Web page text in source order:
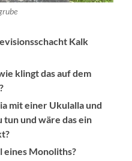
Kalk
klingt das auf dem
mit einer Ukulalla und
tun und wäre das ein
eines Monoliths?